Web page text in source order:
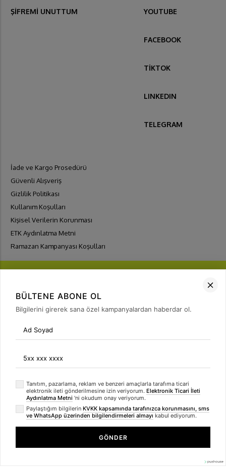
ŞİFREMİ UNUTTUM YOUTUBE
FACEBOOK
TİKTOK
LINKEDIN
TELEGRAM
İade ve Kargo Prosedürü
Güvenli Alışveriş
Gizlilik Politikası
Kullanım Koşulları
Kişisel Verilerin Korunması
ETK Aydınlatma Metni
Ramazan Kampanyası Koşulları
FIRSATLARI YAKALA
Bülten Üyeliği
arrow_forward
BÜLTENE ABONE OL
Bilgilerini girerek sana özel kampanyalardan haberdar ol.
Tanıtım, pazarlama, reklam ve benzeri amaçlarla tarafıma ticari
elektronik ileti gönderilmesine izin veriyorum. Elektronik Ticari İleti
Aydınlatma Metni 'ni okudum onay veriyorum.
Paylaştığım bilgilerin KVKK kapsamında tarafınızca korunmasını, sms
ve WhatsApp üzerinden bilgilendirmeleri almayı kabul ediyorum.
GÖNDER